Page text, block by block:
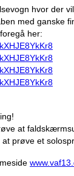
hvor der
med ganske
her:
at
prøve et